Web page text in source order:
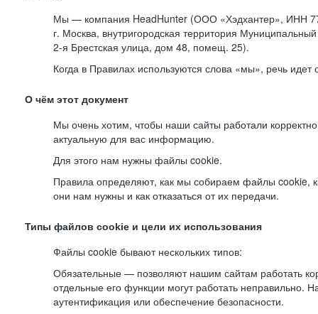
Мы — компания HeadHunter (ООО «Хэдхантер», ИНН
г. Москва, внутригородская территория Муниципальный
2-я Брестская улица, дом 48, помещ. 25).
Когда в Правилах используются слова «мы», речь
О чём этот документ
Мы очень хотим, чтобы наши сайты работали
актуальную для вас информацию.
Для этого нам нужны файлы cookie.
Правила определяют, как мы собираем файлы cookie,
они нам нужны и как отказаться от их передачи.
Типы файлов cookie и цели их использования
Файлы cookie бывают нескольких типов:
Обязательные — позволяют нашим сайтам работать
отдельные его функции могут работать неправильно.
аутентификация или обеспечение безопасности.